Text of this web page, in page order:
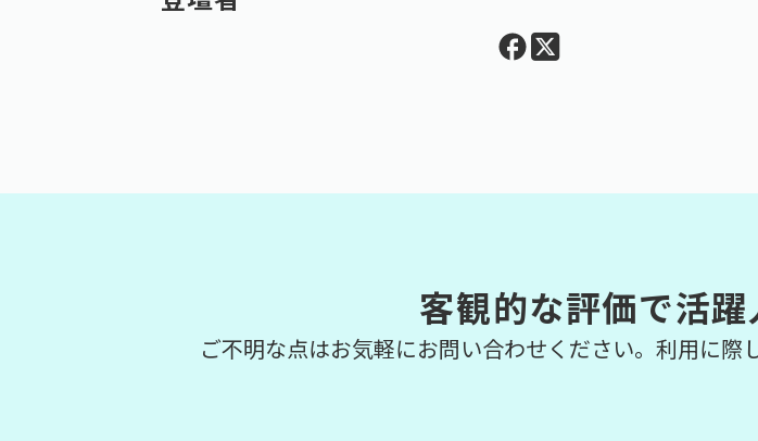
客観的な評価で活
ご不明な点はお気軽にお問い合わせください。利用に際